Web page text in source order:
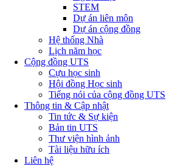
STEM
Dự án liên môn
Dự án cộng đồng
Hệ thống Nhà
Lịch năm học
Cộng đồng UTS
Cựu học sinh
Hội đồng Học sinh
Tiếng nói của cộng đồng UTS
Thông tin & Cập nhật
Tin tức & Sự kiện
Bản tin UTS
Thư viện hình ảnh
Tài liệu hữu ích
Liên hệ